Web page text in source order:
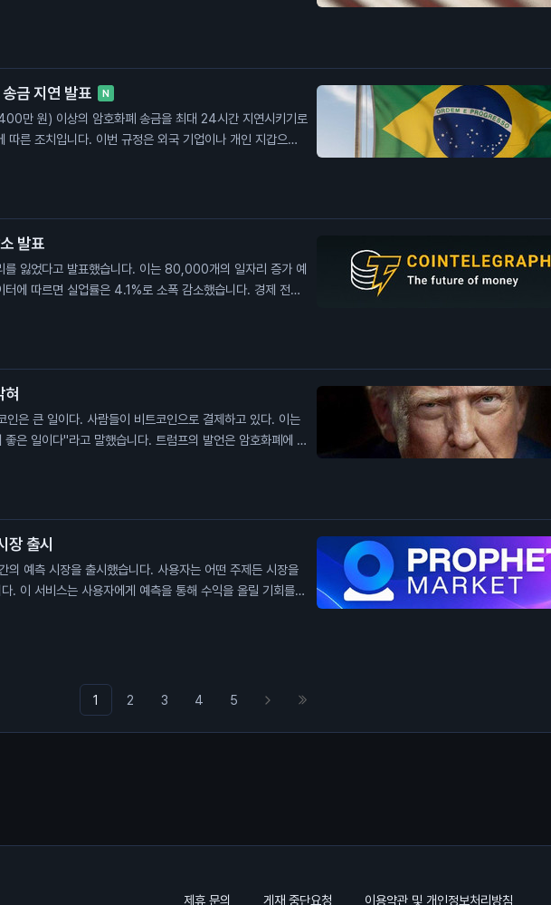
안으로 사이버 보안 권한과 기술 현대화 기금을 연장했습니
원을 유지하지만, 향후 더 큰 지출 논의가 남아 있습니다. 이
을 유지하는 데 중요한 요소가 될 수 있습니다.
금 지연 발표 N
만 원) 이상의 암호화폐 송금을 최대 24시간 지연시키기로
따른 조치입니다. 이번 규정은 외국 기업이나 개인 지갑으로
통해 금융 범죄를 예방하고, 투명성을 높이겠다는 의도를
될 예정입니다. 일반 투자자에게는 송금이 지연되면 거래가
합니다. 특히 해외 거래를 계획 중인 투자자들은 이 점을 고려
발표
잃었다고 발표했습니다. 이는 80,000개의 일자리 증가 예
에 따르면 실업률은 4.1%로 소폭 감소했습니다. 경제 전문
으나, 실제로는 감소했습니다. 이는 연방준비제도(Fed)가
향을 미칠 수 있습니다. 이번 일자리 감소는 일반 투자자에게
우, 자산 가격에 긍정적인 영향을 미칠 수 있습니다.
혀
인은 큰 일이다. 사람들이 비트코인으로 결제하고 있다. 이는
은 일이다"라고 말했습니다. 트럼프의 발언은 암호화폐에 대
들이 지분을 가진 암호화폐 채굴 회사인 아메리칸 비트코인
억 원)의 손실을 기록했습니다. 비트코인 가격이 2분기 동
이 회사는 비트코인 932개를 채굴하며 생산량을 증가시켰습
가격에 긍정적인 영향을 미칠 수 있습니다. 이는 일반 투자
, 향후 가격 상승 가능성을 높일 수 있습니다.
장 출시
예측 시장을 출시했습니다. 사용자는 어떤 주제든 시장을
. 이 서비스는 사용자에게 예측을 통해 수익을 올릴 기회를
예측의 정확성을 높이고, 사용자들은 자신의 전문 지식을 활
코드 "COIN101"을 입력하면 혜택을 받을 수 있습니다. 이
기회를 제공합니다. 인공지능과의 거래는 예측의 정확성을
1 2 3 4 5
제휴 문의 게재 중단요청 이용약관 및 개인정보처리방침